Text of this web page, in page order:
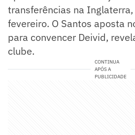
transferências na
fevereiro. O Santos aposta
para convencer Deivid,
clube.
CONTINUA
APÓS A
PUBLICIDADE